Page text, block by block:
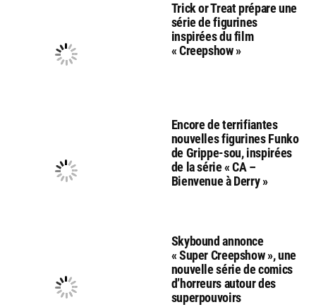
Trick or Treat prépare une
série de figurines
inspirées du film
« Creepshow »
Encore de terrifiantes
nouvelles figurines Funko
de Grippe-sou, inspirées
de la série « CA –
Bienvenue à Derry »
Skybound annonce
« Super Creepshow », une
nouvelle série de comics
d’horreurs autour des
superpouvoirs